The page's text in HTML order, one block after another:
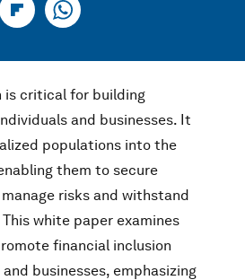
is critical for building
and businesses. It
populations into the
them to secure
risks and withstand
white paper examines
financial inclusion
businesses, emphasizing